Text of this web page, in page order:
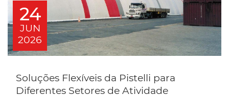
24
JUN
2026
Soluções Flexíveis da Pistelli para
Diferentes Setores de Atividade